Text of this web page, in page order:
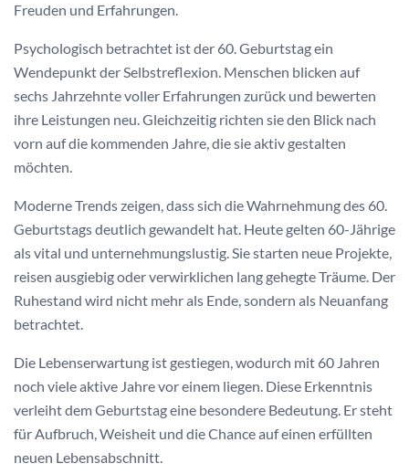
Freuden und Erfahrungen.
Psychologisch betrachtet ist der 60. Geburtstag ein
Wendepunkt der Selbstreflexion. Menschen blicken auf
sechs Jahrzehnte voller Erfahrungen zurück und bewerten
ihre Leistungen neu. Gleichzeitig richten sie den Blick nach
vorn auf die kommenden Jahre, die sie aktiv gestalten
möchten.
Moderne Trends zeigen, dass sich die Wahrnehmung des 60.
Geburtstags deutlich gewandelt hat. Heute gelten 60-Jährige
als vital und unternehmungslustig. Sie starten neue Projekte,
reisen ausgiebig oder verwirklichen lang gehegte Träume. Der
Ruhestand wird nicht mehr als Ende, sondern als Neuanfang
betrachtet.
Die Lebenserwartung ist gestiegen, wodurch mit 60 Jahren
noch viele aktive Jahre vor einem liegen. Diese Erkenntnis
verleiht dem Geburtstag eine besondere Bedeutung. Er steht
für Aufbruch, Weisheit und die Chance auf einen erfüllten
neuen Lebensabschnitt.